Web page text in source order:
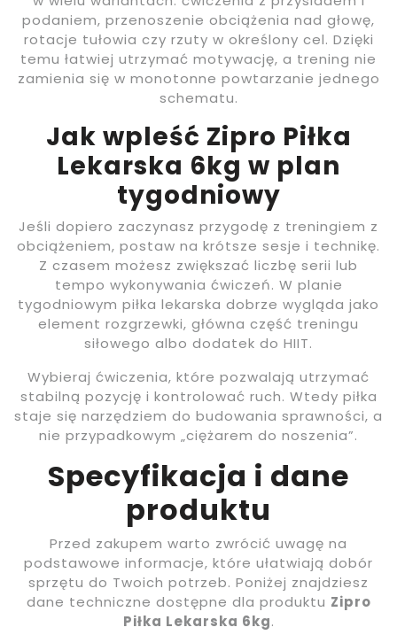
podaniem, przenoszenie obciążenia nad głowę,
rotacje tułowia czy rzuty w określony cel. Dzięki
temu łatwiej utrzymać motywację, a trening nie
zamienia się w monotonne powtarzanie jednego
schematu.
Jak wpleść Zipro Piłka
Lekarska 6kg w plan
tygodniowy
Jeśli dopiero zaczynasz przygodę z treningiem z
obciążeniem, postaw na krótsze sesje i technikę.
Z czasem możesz zwiększać liczbę serii lub
tempo wykonywania ćwiczeń. W planie
tygodniowym piłka lekarska dobrze wygląda jako
element rozgrzewki, główna część treningu
siłowego albo dodatek do HIIT.
Wybieraj ćwiczenia, które pozwalają utrzymać
stabilną pozycję i kontrolować ruch. Wtedy piłka
staje się narzędziem do budowania sprawności, a
nie przypadkowym „ciężarem do noszenia”.
Specyfikacja i dane
produktu
Przed zakupem warto zwrócić uwagę na
podstawowe informacje, które ułatwiają dobór
sprzętu do Twoich potrzeb. Poniżej znajdziesz
dane techniczne dostępne dla produktu Zipro
Piłka Lekarska 6kg.